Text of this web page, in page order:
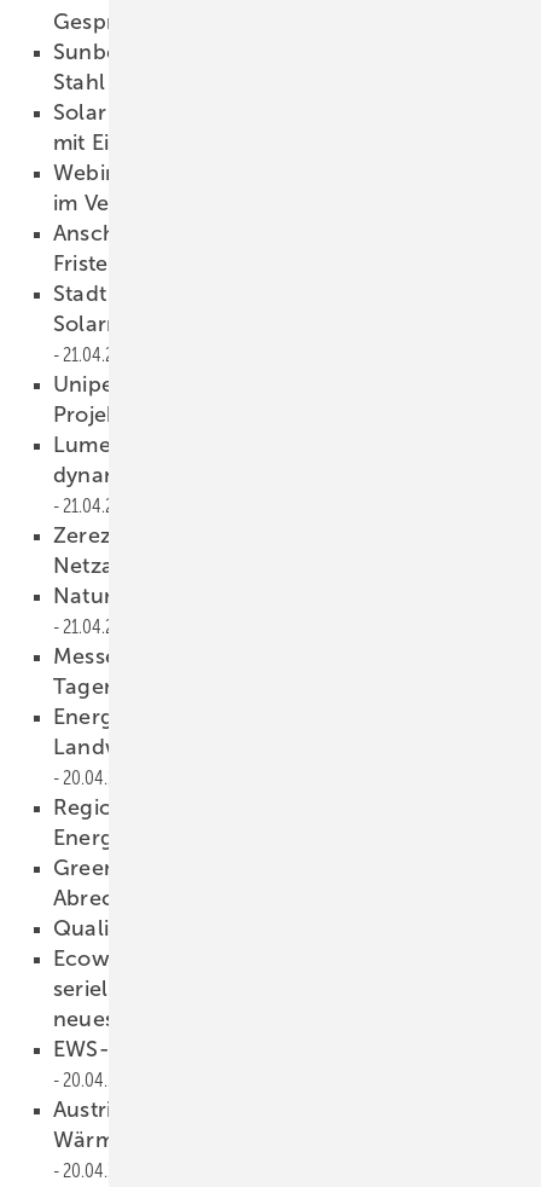
Gespräch
Sunbeam: Montagesystem aus recyceltem
Stahl
Solar Investors Guide #4: Langzeitspeicher
mit Eisen-Flow-Technik
Webinaraufzeichnung: Ratenzahlung direkt
im Verkaufsgespräch anbieten
Anschluss erlaubt, wenn Netzbetreiber
Fristen nicht einhält
Stadt Karlsruhe kombiniert senkrechte
Solarmodule mit Dachbegrünung
21.04.2026
Uniper: Große Erfahrungen im
Projektgeschäft
Lumenhaus und Naturstrom kombinieren
dynamischen Stromtarif mit Heimspeicher
21.04.2026
Zerez: API-Schnittstelle beschleunigt
Netzanschluss von Solaranlagen
Naturstrom sichert Strompreis bis Ende 2030
21.04.2026
Messe in Wien: Volles Programm an beiden
Tagen
Energy Decentral – die Solaroffensive in der
Landwirtschaft geht in die nächste Runde
20.04.2026
Regionale Solarmessen stärken
Energiewende vor Ort
Green Planet Energy automatisiert
Abrechnung für Mieterstrom
Qualität von Solarmodulen
Ecoworks bringt Wohnanlage in Hagen mit
serieller Sanierung energetisch auf den
neuesten Stand
EWS-Analyse: Zubau berappelt sich
20.04.2026
Austria Email startet
Wärmepumpenschulung für Installateure
20.04.2026